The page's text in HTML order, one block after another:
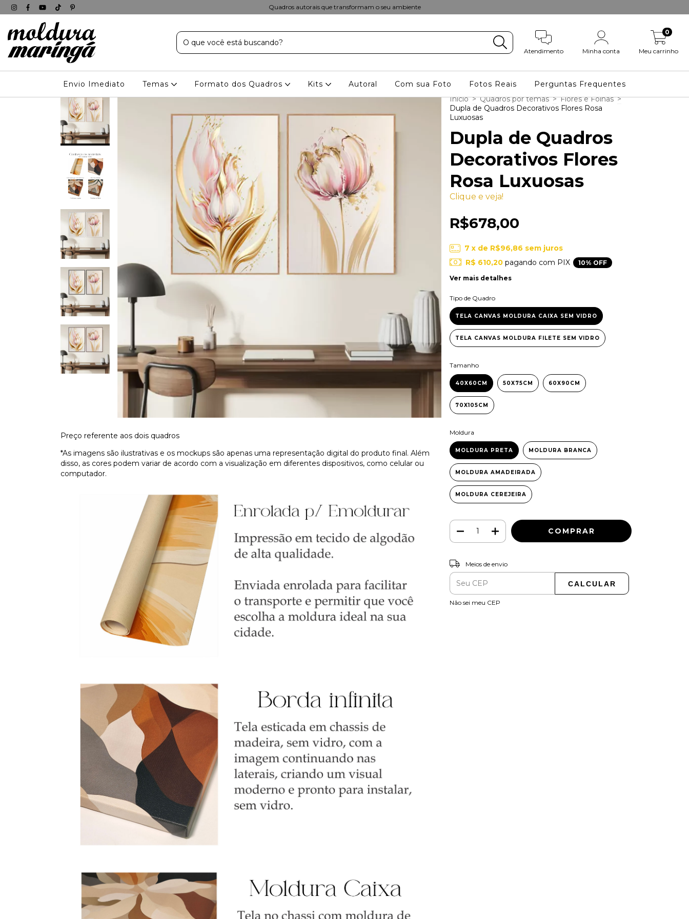
Quadros autorais que transformam o seu ambiente
Atendimento Minha conta Meu carrinho
0
Envio Imediato Temas Formato dos Quadros Kits Autoral Com sua Foto Fotos Reais Perguntas Frequentes
Preço referente aos dois quadros
*As imagens são ilustrativas e os mockups são apenas uma representação digital do produto final. Além
disso, as cores podem variar de acordo com a visualização em diferentes dispositivos, como celular ou
computador.
Início > Quadros por temas > Flores e Folhas >
Dupla de Quadros Decorativos Flores Rosa
Luxuosas
Dupla de Quadros
Decorativos Flores
Rosa Luxuosas
Clique e veja!
R$678,00
7 x de R$96,86 sem juros
R$ 610,20 pagando com PIX
10% OFF
Ver mais detalhes
Tipo de Quadro
TELA CANVAS MOLDURA CAIXA SEM VIDRO
TELA CANVAS MOLDURA FILETE SEM VIDRO
Tamanho
40X60CM 50X75CM 60X90CM
70X105CM
Moldura
MOLDURA PRETA MOLDURA BRANCA
MOLDURA AMADEIRADA
MOLDURA CEREJEIRA
Entregas para o CEP:
Meios de envio
CALCULAR
Não sei meu CEP